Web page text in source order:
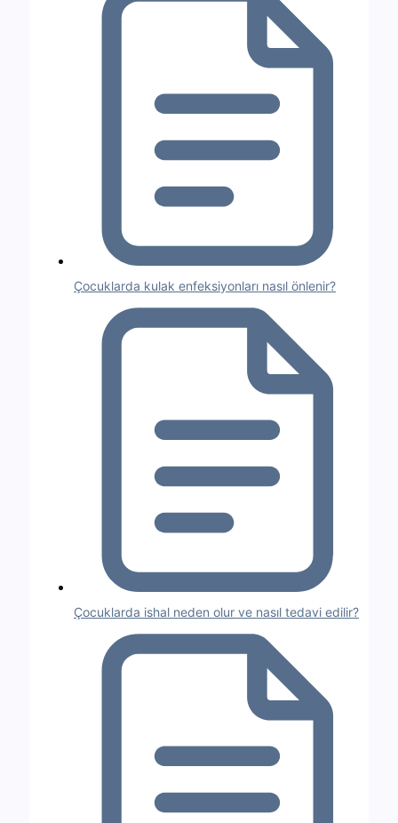
Çocuklarda kulak enfeksiyonları nasıl önlenir?
Çocuklarda ishal neden olur ve nasıl tedavi edilir?